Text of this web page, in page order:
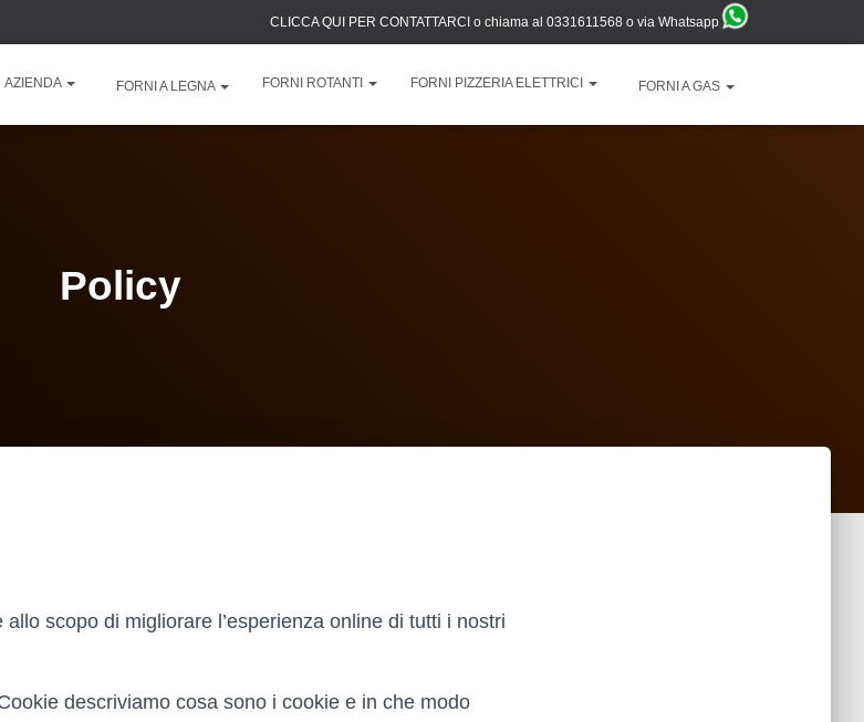
CLICCA QUI PER CONTATTARCI o chiama al 0331611568 o via Whatsapp
AZIENDA FORNI A LEGNA FORNI ROTANTI FORNI PIZZERIA ELETTRICI FORNI A GAS
Policy
scopo di migliorare l’esperienza online di tutti i nostri
descriviamo cosa sono i cookie e in che modo